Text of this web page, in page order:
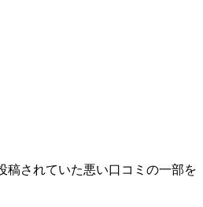
稿されていた悪い口コミの一部を